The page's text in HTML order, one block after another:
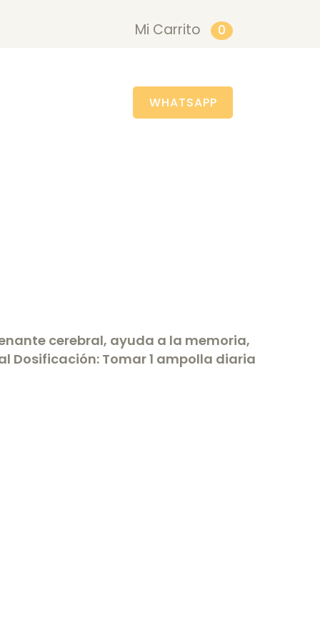
Mi Carrito 0
WHATSAPP
cerebral, ayuda a la memoria,
Dosificación: Tomar 1 ampolla diaria